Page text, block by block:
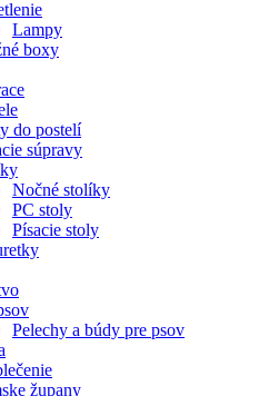
Lampy
boxy
do postelí
súpravy
Nočné stolíky
PC stoly
Písacie stoly
Pelechy a búdy pre psov
župany